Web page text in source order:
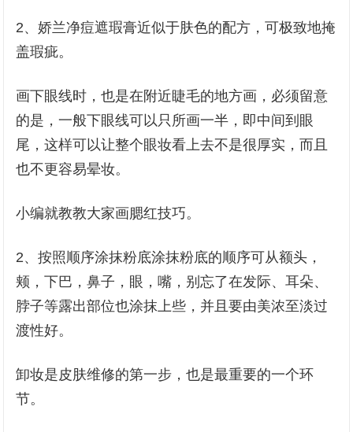
2、娇兰净痘遮瑕膏近似于肤色的配方，可极致地掩
盖瑕疵。
画下眼线时，也是在附近睫毛的地方画，必须留意
的是，一般下眼线可以只所画一半，即中间到眼
尾，这样可以让整个眼妆看上去不是很厚实，而且
也不更容易晕妆。
小编就教教大家画腮红技巧。
2、按照顺序涂抹粉底涂抹粉底的顺序可从额头，
颊，下巴，鼻子，眼，嘴，别忘了在发际、耳朵、
脖子等露出部位也涂抹上些，并且要由美浓至淡过
渡性好。
卸妆是皮肤维修的第一步，也是最重要的一个环
节。